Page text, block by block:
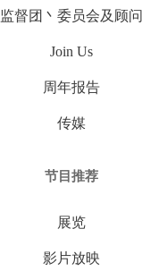
监督团丶委员会及顾问
Join Us
周年报告
传媒
节目推荐
展览
影片放映